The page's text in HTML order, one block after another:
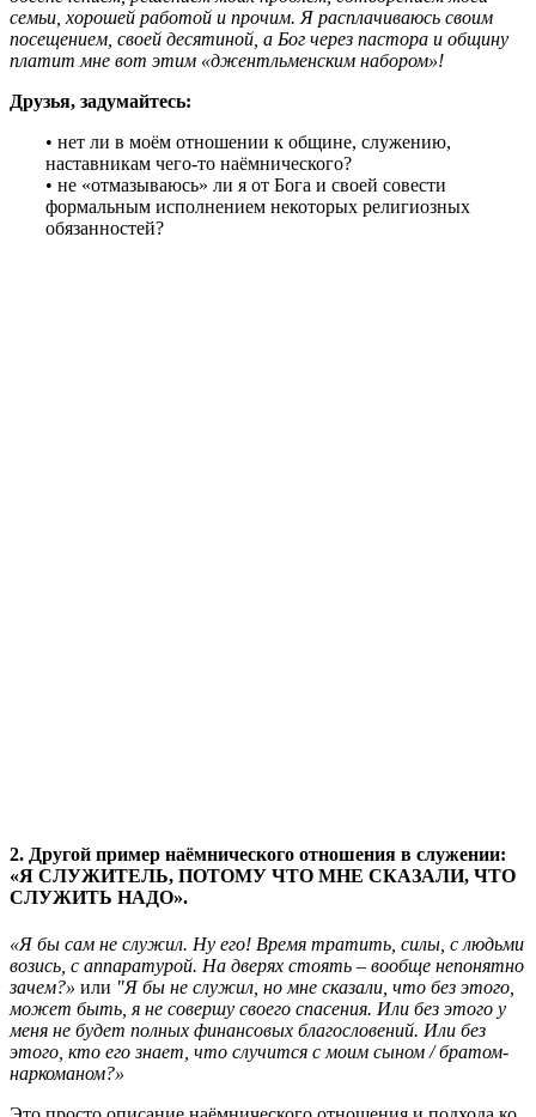
семьи, хорошей работой и прочим. Я расплачиваюсь своим
посещением, своей десятиной, а Бог через пастора и общину
платит мне вот этим «джентльменским набором»!
Друзья, задумайтесь:
• нет ли в моём отношении к общине, служению,
наставникам чего-то наёмнического?
• не «отмазываюсь» ли я от Бога и своей совести
формальным исполнением некоторых религиозных
обязанностей?
2. Другой пример наёмнического отношения в служении:
«Я СЛУЖИТЕЛЬ, ПОТОМУ ЧТО МНЕ СКАЗАЛИ, ЧТО
СЛУЖИТЬ НАДО».
«Я бы сам не служил. Ну его! Время тратить, силы, с людьми
возись, с аппаратурой. На дверях стоять – вообще непонятно
зачем?» или "Я бы не служил, но мне сказали, что без этого,
может быть, я не совершу своего спасения. Или без этого у
меня не будет полных финансовых благословений. Или без
этого, кто его знает, что случится с моим сыном / братом-
наркоманом?»